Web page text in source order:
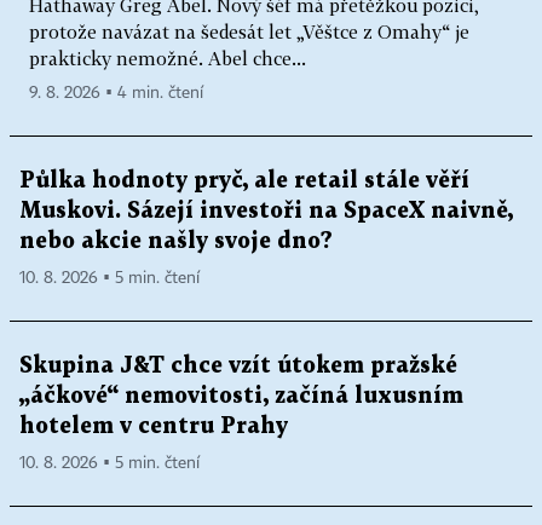
Hathaway Greg Abel. Nový šéf má přetěžkou pozici,
protože navázat na šedesát let „Věštce z Omahy“ je
prakticky nemožné. Abel chce...
9. 8. 2026 ▪ 4 min. čtení
Půlka hodnoty pryč, ale retail stále věří
Muskovi. Sázejí investoři na SpaceX naivně,
nebo akcie našly svoje dno?
10. 8. 2026 ▪ 5 min. čtení
Skupina J&T chce vzít útokem pražské
„áčkové“ nemovitosti, začíná luxusním
hotelem v centru Prahy
10. 8. 2026 ▪ 5 min. čtení